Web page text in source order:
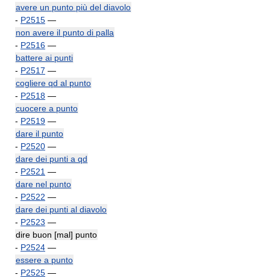
avere un punto più del diavolo
- P2515 —
non avere il punto di palla
- P2516 —
battere ai punti
- P2517 —
cogliere qd al punto
- P2518 —
cuocere a punto
- P2519 —
dare il punto
- P2520 —
dare dei punti a qd
- P2521 —
dare nel punto
- P2522 —
dare dei punti al diavolo
- P2523 —
dire buon [mal] punto
- P2524 —
essere a punto
- P2525 —